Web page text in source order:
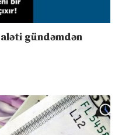
gündəmdən